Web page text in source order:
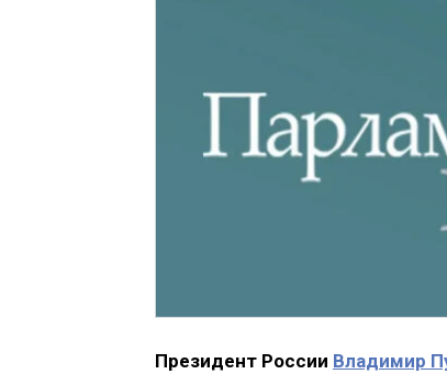
Президент России Владимир